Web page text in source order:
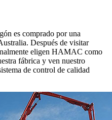
es comprado por una
Después de visitar
eligen HAMAC como
fábrica y ven nuestro
de control de calidad